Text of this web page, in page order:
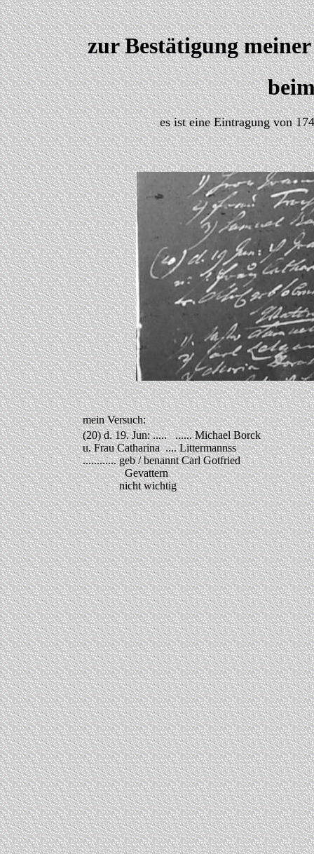
zur Bestätigung
es ist eine Eintragung von
mein Versuch:
(20) d. 19. Jun: ..... ...... Michael Borck
u. Frau Catharina .... Littermannss
............ geb / benannt Carl Gotfried
Gevattern
nicht wichtig